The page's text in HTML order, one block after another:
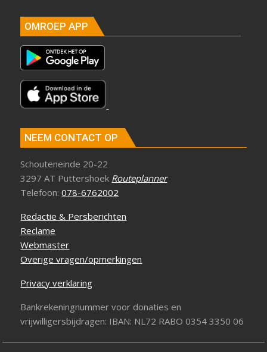
OMROEP APP
NEEM CONTACT OP
Schouteneinde 20-22
3297 AT Puttershoek Routeplanner
Telefoon:078-6762002
Redactie & Persberichten
Reclame
Webmaster
Overige vragen/opmerkingen
Privacy verklaring
Bankrekeningnummer voor donaties en
vrijwilligersbijdragen: IBAN: NL72 RABO 0354 3350 06